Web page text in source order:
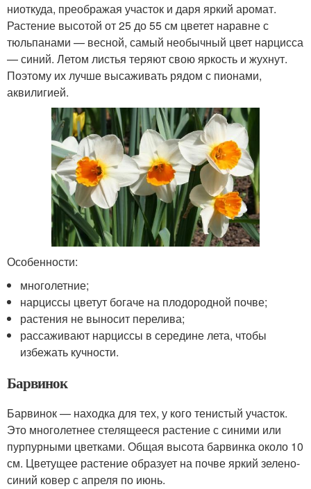
ниоткуда, преображая участок и даря яркий аромат.
Растение высотой от 25 до 55 см цветет наравне с
тюльпанами — весной, самый необычный цвет нарцисса
— синий. Летом листья теряют свою яркость и жухнут.
Поэтому их лучше высаживать рядом с пионами,
аквилигией.
Особенности:
многолетние;
нарциссы цветут богаче на плодородной почве;
растения не выносит перелива;
рассаживают нарциссы в середине лета, чтобы
избежать кучности.
Барвинок
Барвинок — находка для тех, у кого тенистый участок.
Это многолетнее стелящееся растение с синими или
пурпурными цветками. Общая высота барвинка около 10
см. Цветущее растение образует на почве яркий зелено-
синий ковер с апреля по июнь.